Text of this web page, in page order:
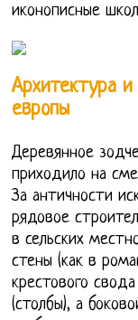
иконописные
Архитектура и
европы
Деревянное
приходило на
За античности
рядовое
в сельских
стены (как в
крестового
(столбы), а